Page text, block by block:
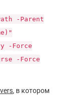
-Parent
-Force
-Force
, в котором